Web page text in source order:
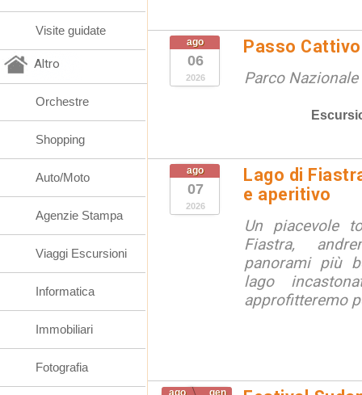
ago
06
2026
Passo
Parco
ago
07
2026
Lago di
e aperitivo
Un piacevole
Fiastra,
panorami più
lago
approfitteremo
ago gen
Visite guidate
Altro
Orchestre
Shopping
Auto/Moto
Agenzie Stampa
Viaggi Escursioni
Informatica
Immobiliari
Fotografia